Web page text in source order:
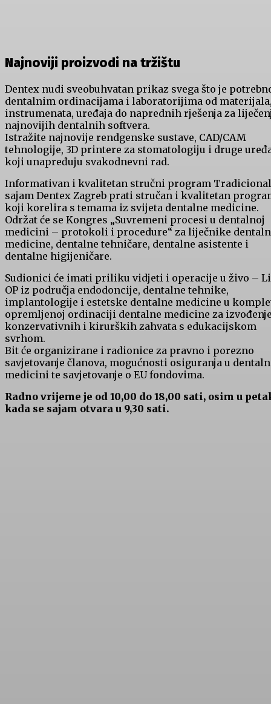
Najnoviji proizvodi na tržištu
Dentex nudi sveobuhvatan prikaz svega što je
dentalnim ordinacijama i laboratorijima od
instrumenata, uređaja do naprednih rješenja za
najnovijih dentalnih softvera.
Istražite najnovije rendgenske sustave, CAD/CAM
tehnologije, 3D printere za stomatologiju i druge
koji unapređuju svakodnevni rad.
Informativan i kvalitetan stručni program
sajam Dentex Zagreb prati stručan i kvalitetan
koji korelira s temama iz svijeta dentalne medicine.
Održat će se Kongres „Suvremeni procesi u dentalnoj
medicini – protokoli i procedure“ za liječnike
medicine, dentalne tehničare, dentalne asistente i
dentalne higijeničare.
Sudionici će imati priliku vidjeti i operacije u živo –
OP iz područja endodoncije, dentalne tehnike,
implantologije i estetske dentalne medicine u
opremljenoj ordinaciji dentalne medicine za
konzervativnih i kirurških zahvata s edukacijskom
svrhom.
Bit će organizirane i radionice za pravno i porezno
savjetovanje članova, mogućnosti osiguranja u
medicini te savjetovanje o EU fondovima.
Radno vrijeme je od 10,00 do 18,00 sati, osim u
kada se sajam otvara u 9,30 sati.